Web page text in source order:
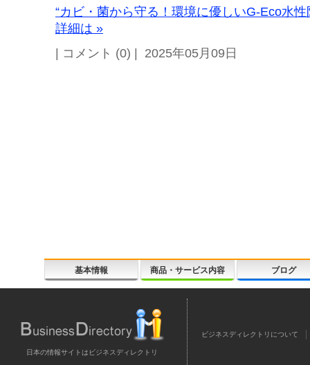
“カビ・菌から守る！環境に優しいG-Eco水
詳細は »
| コメント (0) | 2025年05月09日
基本情報 商品・サービス内容 ブログ
日本の情報サイトはビジネスディレクトリ
ビジネスディレクトリについて